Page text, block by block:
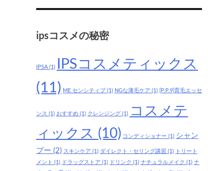
ipsコスメの秘密
IPSA (1)
IPSコスメティックス
(11) ME センシティブ (1) NGな薄毛ケア (1) [P.P.9]育毛エッセ
ンス (1) おすすめ (1) クレンジング (1)
コスメテ
ィックス (10) コンディショナー (1) シャン
プー (2) スキンケア (1) ダイレクト・セリング講習 (1)
トリート
メント (1) ドラッグストア (1) ドリンク (1) ナチュラルメイク (1) ナ